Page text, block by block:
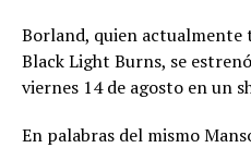
Borland, quien
Black Light Burns, se
viernes 14 de agosto en un
En palabras del mismo